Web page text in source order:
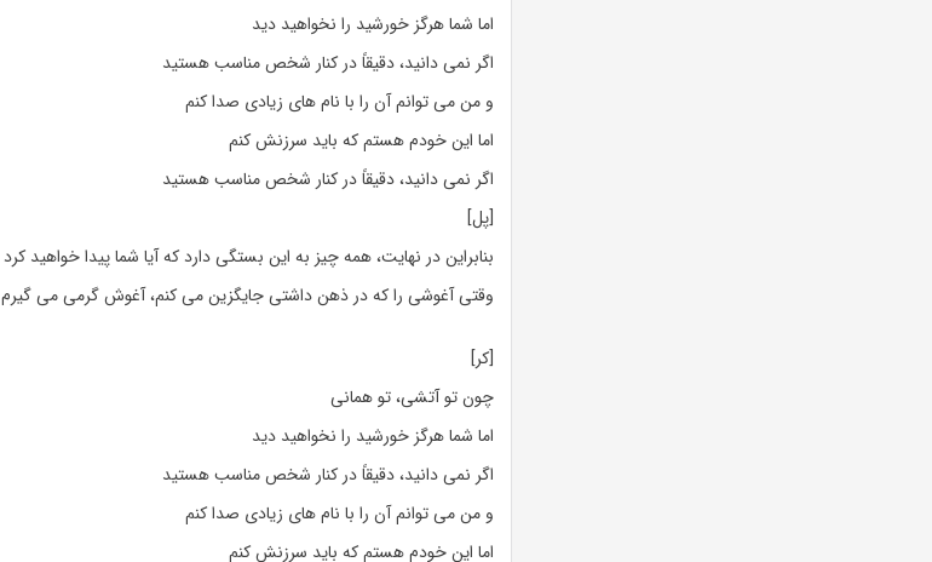
اما شما هرگز خورشید را نخواهید دید
اگر نمی دانید، دقیقاً در کنار شخص مناسب هستید
و من می توانم آن را با نام های زیادی صدا کنم
اما این خودم هستم که باید سرزنش کنم
اگر نمی دانید، دقیقاً در کنار شخص مناسب هستید
[پل]
بنابراین در نهایت، همه چیز به این بستگی دارد که آیا شما پیدا خواهید کرد
وقتی آغوشی را که در ذهن داشتی جایگزین می کنم، آغوش گرمی می گیرم
[کر]
چون تو آتشی، تو همانی
اما شما هرگز خورشید را نخواهید دید
اگر نمی دانید، دقیقاً در کنار شخص مناسب هستید
و من می توانم آن را با نام های زیادی صدا کنم
اما این خودم هستم که باید سرزنش کنم